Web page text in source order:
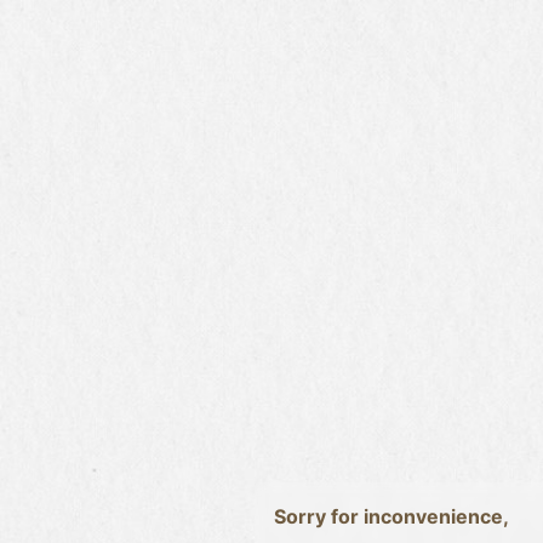
Sorry for inconvenience,